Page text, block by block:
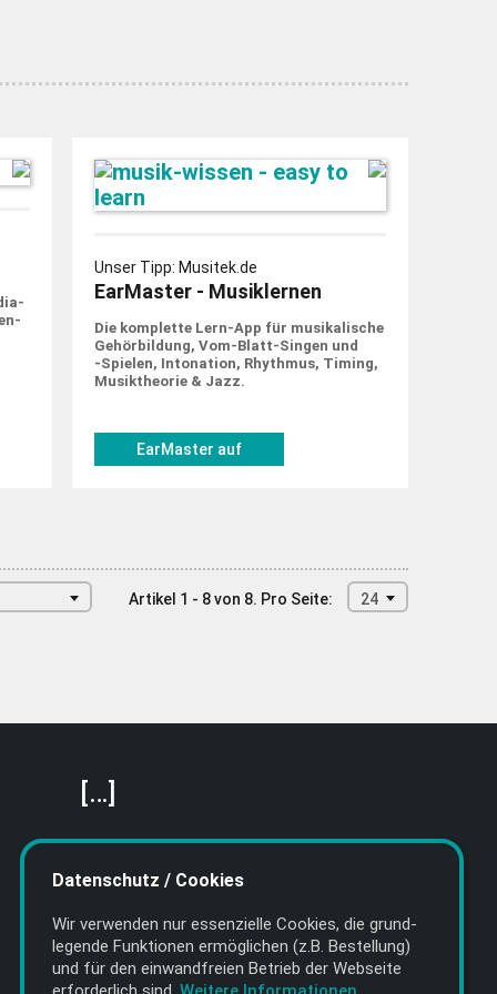
Unser Tipp: Musitek.de
EarMaster - Musiklernen
Die komplette Lern-App für musi­ka­lische
Gehör­bildung, Vom-Blatt-Singen und
‑Spielen, Into­nation, Rhythmus, Timing,
Musik­theorie & Jazz.
EarMaster auf
Artikel 1 - 8 von 8. Pro Seite: 24
[…]
Featured Artists
About getyourmusic
Datenschutz / Cookies
Wir verwenden nur essenzielle Cookies, die grund­
legende Funktionen ermöglichen (z.B. Bestellung)
und für den einwand­freien Betrieb der Webseite